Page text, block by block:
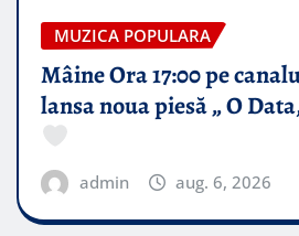
MUZICA POPULARA
Mâine Ora 17:00 pe
lansa noua piesă „ O
admin aug. 6, 2026